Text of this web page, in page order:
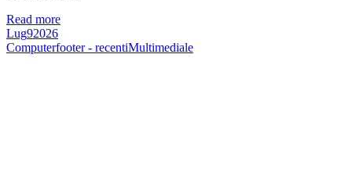
Read more
Lug92026
Computerfooter - recentiMultimediale